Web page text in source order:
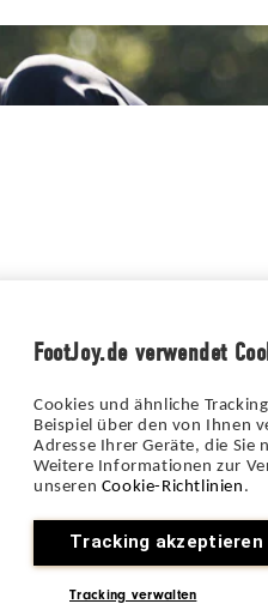
FootJoy.de verwendet
Cookies und ähnliche
Beispiel über den von Ihnen
Adresse Ihrer Geräte, die
Weitere Informationen zur
unseren Cookie-Richtlinien .
Tracking akzeptieren
Tracking verwalten